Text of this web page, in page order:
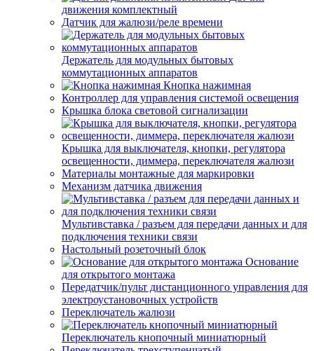
движения комплектный
Датчик для жалюзи/реле времени
Держатель для модульных бытовых
коммутационных аппаратов
Кнопка нажимная
Контроллер для управления системой освещения
Крышка блока световой сигнализации
Крышка для выключателя, кнопки, регулятора
освещенности, диммера, переключателя жалюзи
Материалы монтажные для маркировки
Механизм датчика движения
Мультивставка / разъем для передачи данных и для
подключения техники связи
Настольный розеточный блок
Основание
для открытого монтажа
Передатчик/пульт дистанционного управления для
электроустановочных устройств
Переключатель жалюзи
Переключатель кнопочный миниатюрный